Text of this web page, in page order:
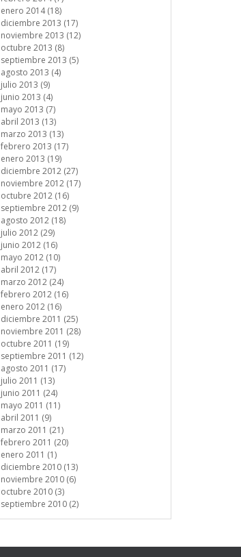
enero 2014 (18)
diciembre 2013 (17)
noviembre 2013 (12)
octubre 2013 (8)
septiembre 2013 (5)
agosto 2013 (4)
julio 2013 (9)
junio 2013 (4)
mayo 2013 (7)
abril 2013 (13)
marzo 2013 (13)
febrero 2013 (17)
enero 2013 (19)
diciembre 2012 (27)
noviembre 2012 (17)
octubre 2012 (16)
septiembre 2012 (9)
agosto 2012 (18)
julio 2012 (29)
junio 2012 (16)
mayo 2012 (10)
abril 2012 (17)
marzo 2012 (24)
febrero 2012 (16)
enero 2012 (16)
diciembre 2011 (25)
noviembre 2011 (28)
octubre 2011 (19)
septiembre 2011 (12)
agosto 2011 (17)
julio 2011 (13)
junio 2011 (24)
mayo 2011 (11)
abril 2011 (9)
marzo 2011 (21)
febrero 2011 (20)
enero 2011 (1)
diciembre 2010 (13)
noviembre 2010 (6)
octubre 2010 (3)
septiembre 2010 (2)